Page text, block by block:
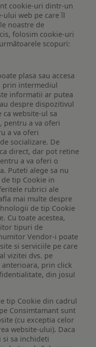
cookie-uri dintr-un
web pe care îl
noastre de
folosim cookie-uri
scopuri:
plasa sau accesa
prin intermediul
informatii ar putea
despre dispozitivul
website-ul sa
pentru a va oferi
a va oferi
socializare. De
direct, dar pot retine
a va oferi o
Puteti alege sa nu
tip Cookie in
rubrici ale
mai multe despre
de tip Cookie
Cu toate acestea,
tipuri de
Vendor-i poate
si serviciile pe care
vizitei dvs. pe
prin click
din josul
tip Cookie din cadrul
Consimtamant sunt
(cu exceptia celor
website-ului). Daca
si sa inchideti